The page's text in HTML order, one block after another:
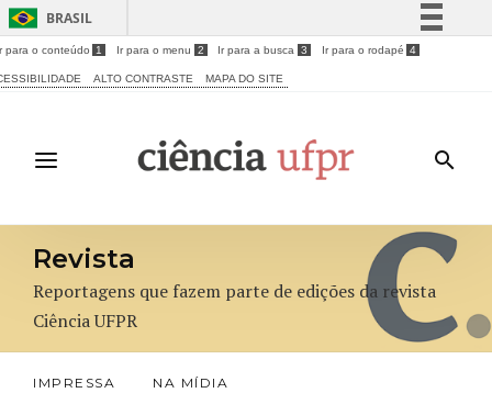
BRASIL
Simplifique!
Acesso à informação
Legislação
para o conteúdo 1 Ir para o menu 2 Ir para a busca 3 Ir para o rodapé 4
ALTO CONTRASTE MAPA DO SITE
Revista
Reportagens que fazem parte de edições da revista
Ciência UFPR
IMPRESSA NA MÍDIA